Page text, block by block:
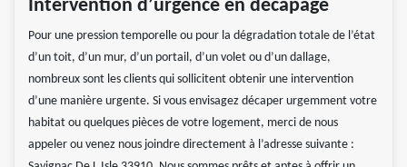
Intervention d’urgence en décapage
Pour une pression temporelle ou pour la dégradation totale de l’état
d’un toit, d’un mur, d’un portail, d’un volet ou d’un dallage,
nombreux sont les clients qui sollicitent obtenir une intervention
d’une manière urgente. Si vous envisagez décaper urgemment votre
habitat ou quelques pièces de votre logement, merci de nous
appeler ou venez nous joindre directement à l’adresse suivante :